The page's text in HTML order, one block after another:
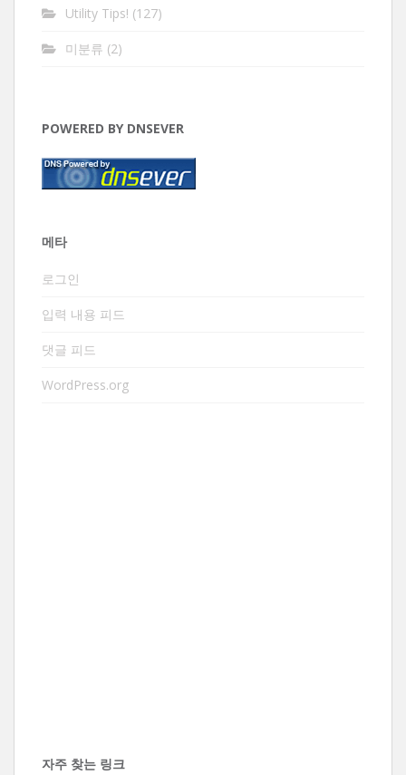
Utility Tips! (127)
미분류 (2)
POWERED BY DNSEVER
메타
로그인
입력 내용 피드
댓글 피드
WordPress.org
자주 찾는 링크